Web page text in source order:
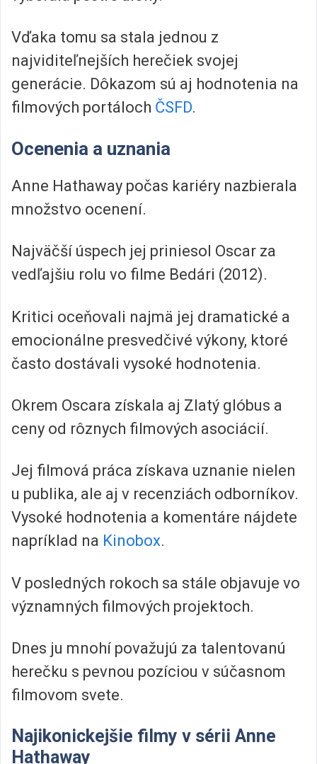
Vďaka tomu sa stala jednou z
najviditeľnejších herečiek svojej
generácie. Dôkazom sú aj hodnotenia na
filmových portáloch ČSFD.
Ocenenia a uznania
Anne Hathaway počas kariéry nazbierala
množstvo ocenení.
Najväčší úspech jej priniesol Oscar za
vedľajšiu rolu vo filme Bedári (2012).
Kritici oceňovali najmä jej dramatické a
emocionálne presvedčivé výkony, ktoré
často dostávali vysoké hodnotenia.
Okrem Oscara získala aj Zlatý glóbus a
ceny od rôznych filmových asociácií.
Jej filmová práca získava uznanie nielen
u publika, ale aj v recenziách odborníkov.
Vysoké hodnotenia a komentáre nájdete
napríklad na Kinobox.
V posledných rokoch sa stále objavuje vo
významných filmových projektoch.
Dnes ju mnohí považujú za talentovanú
herečku s pevnou pozíciou v súčasnom
filmovom svete.
Najikonickejšie filmy v sérii Anne
Hathaway